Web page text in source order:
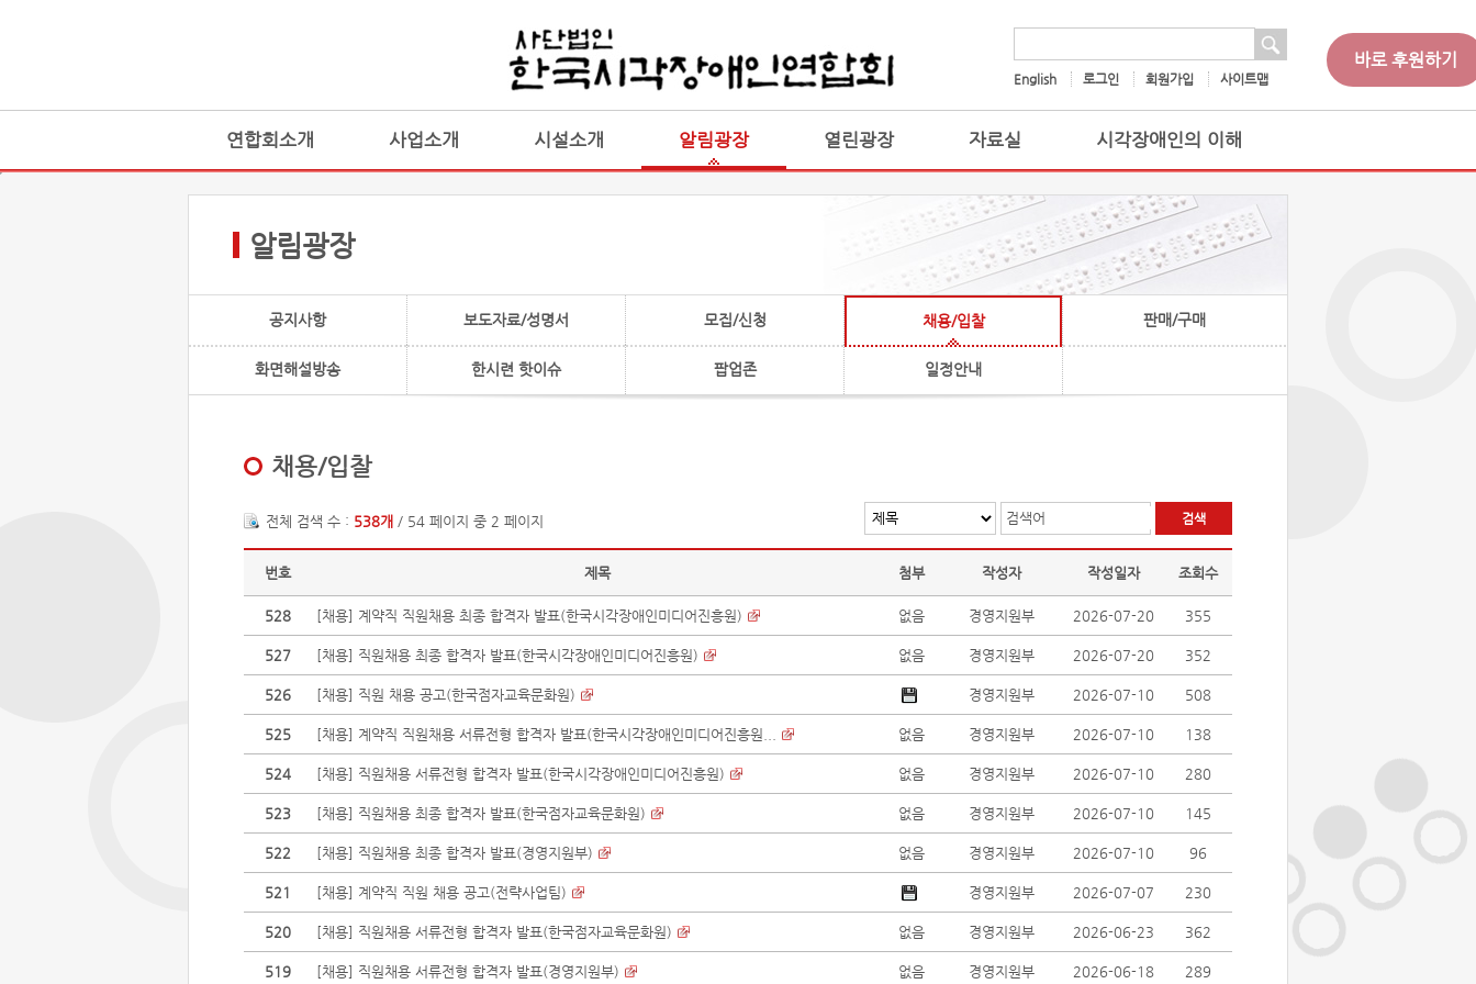
English 로그인 회원가입 사이트맵
바로 후원하기
연합회소개 사업소개 시설소개 알림광장 열린광장 자료실 시각장애인의 이해
알림광장
공지사항 보도자료/성명서 모집/신청 채용/입찰 판매/구매
화면해설방송 한시련 핫이슈 팝업존 일정안내
채용/입찰
검색어
전체 검색 수 : 538개 / 54 페이지 중 2 페이지
번호 제목 첨부 작성자 작성일자 조회수
528 [채용] 계약직 직원채용 최종 합격자 발표(한국시각장애인미디어진흥원) 없음 경영지원부 2026-07-20 355
527 [채용] 직원채용 최종 합격자 발표(한국시각장애인미디어진흥원) 없음 경영지원부 2026-07-20 352
526 [채용] 직원 채용 공고(한국점자교육문화원) 경영지원부 2026-07-10 508
525 [채용] 계약직 직원채용 서류전형 합격자 발표(한국시각장애인미디어진흥원... 없음 경영지원부 2026-07-10 138
524 [채용] 직원채용 서류전형 합격자 발표(한국시각장애인미디어진흥원) 없음 경영지원부 2026-07-10 280
523 [채용] 직원채용 최종 합격자 발표(한국점자교육문화원) 없음 경영지원부 2026-07-10 145
522 [채용] 직원채용 최종 합격자 발표(경영지원부) 없음 경영지원부 2026-07-10 96
521 [채용] 계약직 직원 채용 공고(전략사업팀) 경영지원부 2026-07-07 230
520 [채용] 직원채용 서류전형 합격자 발표(한국점자교육문화원) 없음 경영지원부 2026-06-23 362
519 [채용] 직원채용 서류전형 합격자 발표(경영지원부) 없음 경영지원부 2026-06-18 289